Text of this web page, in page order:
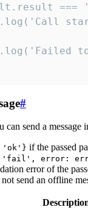
===
#
can send a message
'ok'} if the passed
error:
error of the
send an offline